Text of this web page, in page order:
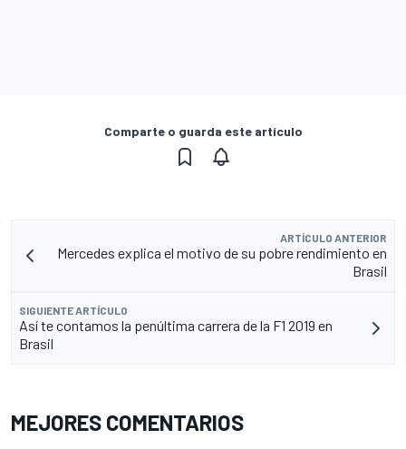
Comparte o guarda este artículo
ARTÍCULO ANTERIOR
Mercedes explica el motivo de su pobre rendimiento en
Brasil
SIGUIENTE ARTÍCULO
Así te contamos la penúltima carrera de la F1 2019 en
Brasil
MEJORES COMENTARIOS